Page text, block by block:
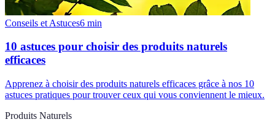
Conseils et Astuces6 min
10 astuces pour choisir des produits naturels
efficaces
Apprenez à choisir des produits naturels efficaces grâce à nos 10
astuces pratiques pour trouver ceux qui vous conviennent le mieux.
Produits Naturels